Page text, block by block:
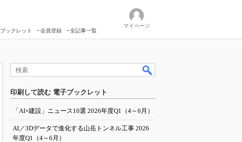
ブックレット 会員登録 全記事一覧
マイページ
印刷して読む 電子ブックレット
「AI×建設」ニュース10選 2026年度Q1（4～6月）
AI／3Dデータで進化する山岳トンネル工事 2026
年度Q1（4～6月）